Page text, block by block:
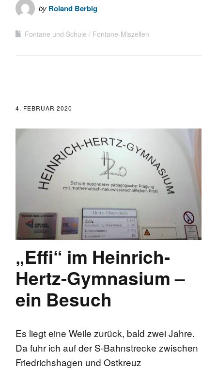
by Roland Berbig
Fontane und Schule Fontane-Miszellen
4. FEBRUAR 2020
„Effi“ im Heinrich-
Hertz-Gymnasium –
ein Besuch
Es liegt eine Weile zurück, bald zwei Jahre.
Da fuhr ich auf der S-Bahnstrecke zwischen
Friedrichshagen und Ostkreuz